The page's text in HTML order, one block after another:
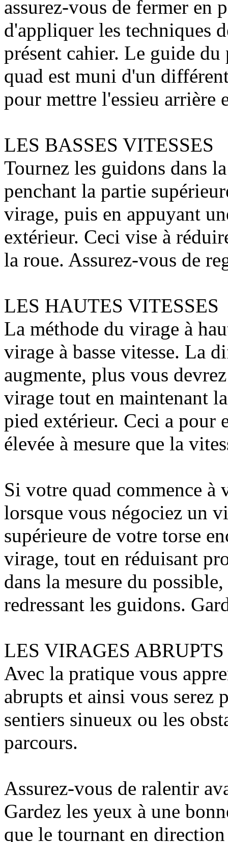
assurez-vous de fermer en
d'appliquer les techniques
présent cahier. Le guide
quad est muni d'un
pour mettre l'essieu arrière
LES BASSES VITESSES
Tournez les guidons dans
penchant la partie
virage, puis en appuyant
extérieur. Ceci vise à
la roue. Assurez-vous de
LES HAUTES VITESSES
La méthode du virage à
virage à basse vitesse. La
augmente, plus vous
virage tout en maintenant
pied extérieur. Ceci a pour
élevée à mesure que la
Si votre quad commence
lorsque vous négociez un
supérieure de votre torse
virage, tout en réduisant
dans la mesure du
redressant les guidons.
LES VIRAGES ABRUPTS
Avec la pratique vous
abrupts et ainsi vous serez
sentiers sinueux ou les
parcours.
Assurez-vous de ralentir
Gardez les yeux à une
que le tournant en